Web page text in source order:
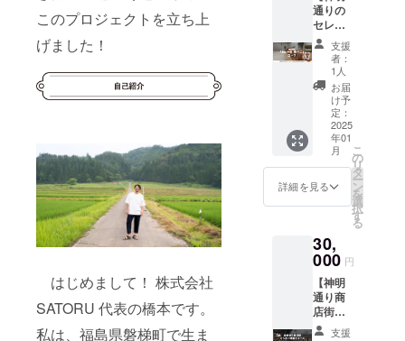
このプロジェクトを立ち上
げました！
はじめまして！ 株式会社
SATORU 代表の橋本です。
私は、福島県磐梯町で生ま
ご支援
頂いた
方のお
名前
（ニッ
クネー
ム）を
掲載し
ます。
（法人
様の場
サイト
に会社
掲載し
ま
す。）
・プロ
ジェク
ト立ち
上げか
らの関
2025年
1月頃に
郵送 ・
対象店
舗：神
明通り
約50店
舗で使
用可能
・有効
期限：
12月末
まで使
リー
ブック
につい
て ・掲
載期
間：事
業が存
ます。
（法人
様の場
合、公
式web
サイト
に会社
ロゴを
掲載し
す。）
ジェク
ト立ち
係者の
熱い想
いと施
設紹介
で構成
する、
ストー
津銘産
の生食
用馬刺
し』を
ご提
供！ ・
開業サ
ポー
ターと
して、
公式
webサ
イトに
名前
（ニッ
ム）を
掲載し
ます。
（法人
なか行
けない
けど、
応援し
たい！
という
方なら
この
コー
ス！
神明通
りのハ
イセン
セレク
ト
ショッ
プ
「AND
PERCE
NT」の
通りの
セレク
ト
ショッ
プ AND
PERCE
select
「BAIH
U 革べ
こ」
コー
ス】 ・
神明通
りには
か行け
ないけ
ど、応
援した
い！と
いう方
ならこ
支援
者：
1人
お届
け予
定：
2025
年01
月
詳細を見る
こ
の
リ
タ
ー
ン
を
選
択
す
る
30,
000 円
【神明
通り商
店街・
たっぷ
支援